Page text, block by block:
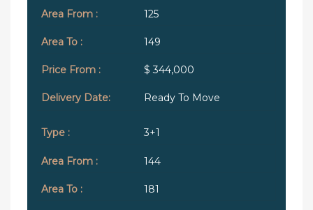
125
149
$ 344,000
Ready To Move
3+1
144
181